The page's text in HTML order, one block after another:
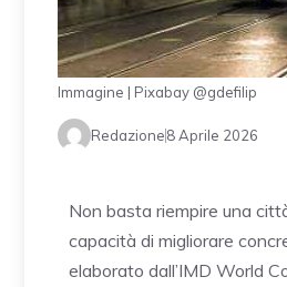
Immagine | Pixabay @gdefilip
Redazione8 Aprile 2026
Non basta riempire una
capacità di migliorare
elaborato dall’IMD World